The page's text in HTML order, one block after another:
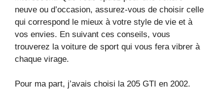
neuve ou d’occasion, assurez-vous de choisir celle
qui correspond le mieux à votre style de vie et à
vos envies. En suivant ces conseils, vous
trouverez la voiture de sport qui vous fera vibrer à
chaque virage.
Pour ma part, j’avais choisi la 205 GTI en 2002.